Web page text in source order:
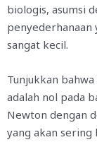
biologis, asumsi
penyederhanaan
sangat kecil.
Tunjukkan
adalah nol pada
Newton dengan
yang akan sering